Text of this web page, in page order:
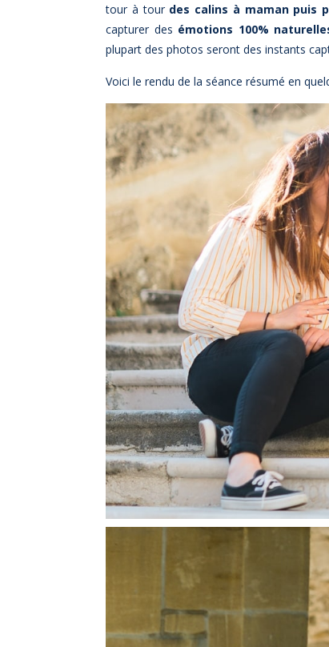
tour à tour des calins à maman puis
capturer des émotions 100%
plupart des photos seront des instants
Voici le rendu de la séance résumé en